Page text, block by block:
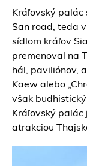
Kráľovský palác
San road, teda
sídlom kráľov
premenoval na
hál, paviliónov,
Kaew alebo
však
Kráľovský palác
atrakciou